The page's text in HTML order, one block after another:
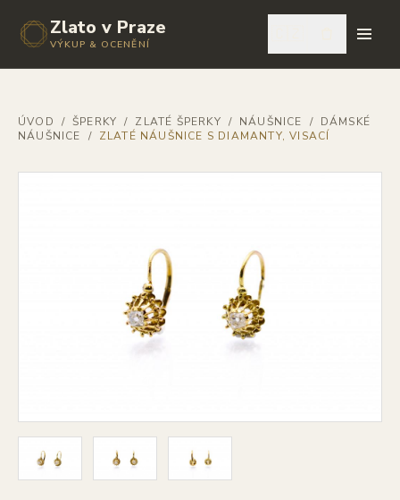
Zlato v Praze
VÝKUP & OCENĚNÍ
ÚVOD / ŠPERKY / ZLATÉ ŠPERKY / NÁUŠNICE / DÁMSKÉ
NÁUŠNICE
/ ZLATÉ NÁUŠNICE S DIAMANTY, VISACÍ